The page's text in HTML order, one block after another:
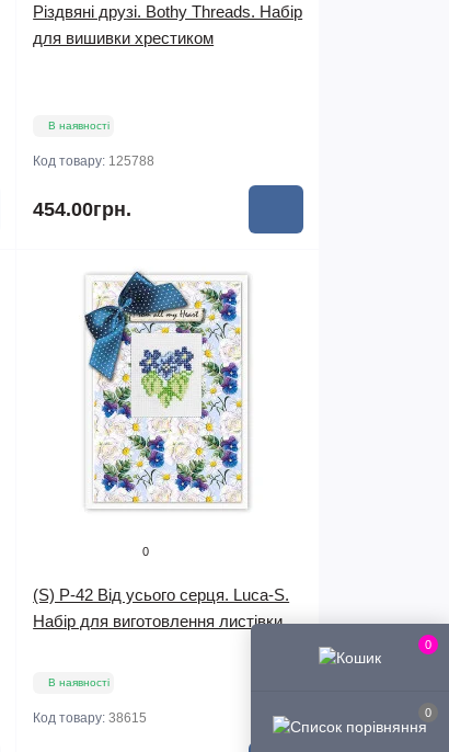
0
0
Різдвяні друзі. Bothy Threads. Набір
для вишивки хрестиком
В наявності
Код товару: 125788
454.00грн.
0
(S) P-42 Від усього серця. Luca-S.
Набір для виготовлення листівки
В наявності
Код товару:38615